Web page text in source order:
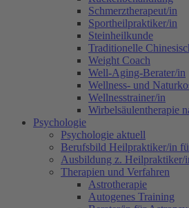
Schmerztherapeut/in
Sportheilpraktiker/in
Steinheilkunde
Traditionelle
Weight Coach
Well-Aging-Berater/in
Wellness- und
Wellnesstrainer/in
Wirbelsäulentherapie
Psychologie
Psychologie aktuell
Berufsbild Heilpraktiker/in
Ausbildung z. Heilpraktiker/
Therapien und Verfahren
Astrotherapie
Autogenes Training